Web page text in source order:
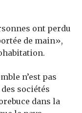
ont perdu
de main»,
n’est pas
sociétés
dans la